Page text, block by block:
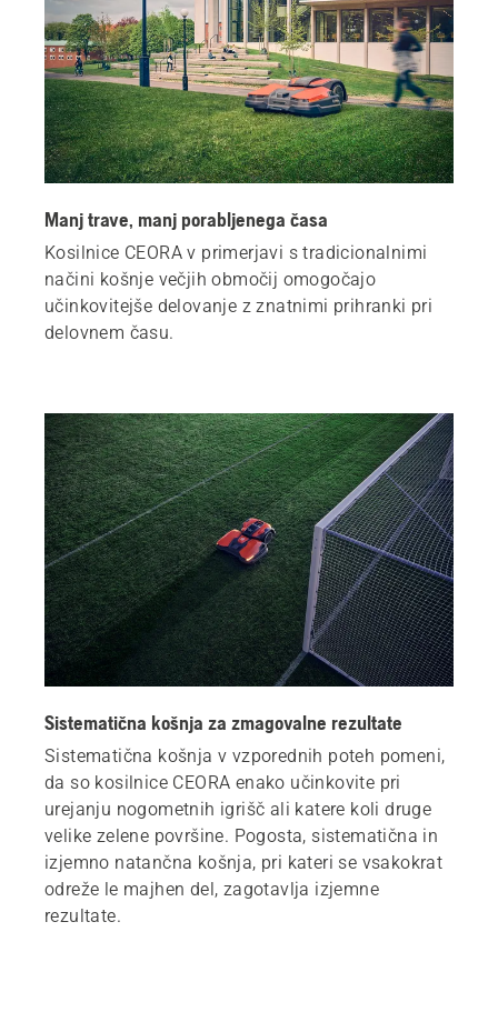
Manj trave, manj porabljenega časa
Kosilnice CEORA v primerjavi s tradicionalnimi
načini košnje večjih območij omogočajo
učinkovitejše delovanje z znatnimi prihranki pri
delovnem času.
Sistematična košnja za zmagovalne rezultate
Sistematična košnja v vzporednih poteh pomeni,
da so kosilnice CEORA enako učinkovite pri
urejanju nogometnih igrišč ali katere koli druge
velike zelene površine. Pogosta, sistematična in
izjemno natančna košnja, pri kateri se vsakokrat
odreže le majhen del, zagotavlja izjemne
rezultate.